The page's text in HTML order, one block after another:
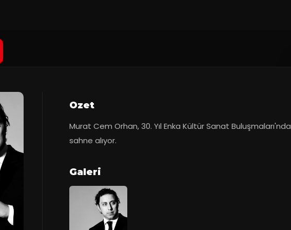
Ozet
Murat Cem Orhan, 30. Yıl Enka Kültür Sanat Buluşmaları'nda
sahne alıyor.
Galeri